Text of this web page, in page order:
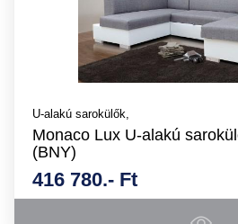
U-alakú sarokülők,
Monaco Lux U-alakú
(BNY)
416 780.- Ft